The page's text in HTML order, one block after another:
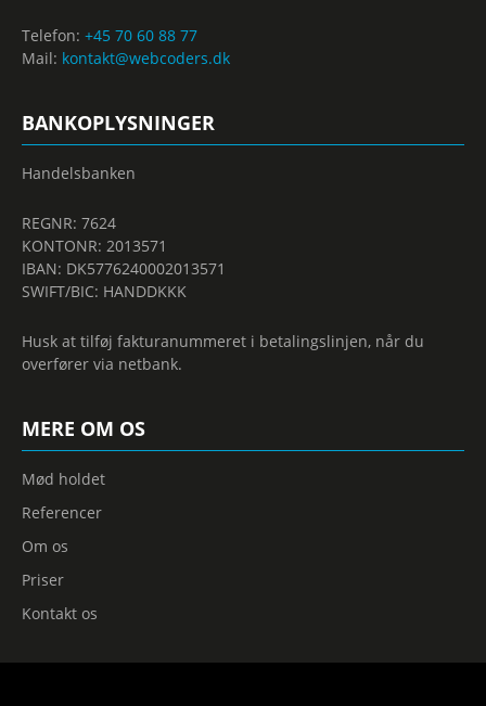
Telefon: +45 70 60 88 77
Mail: kontakt@webcoders.dk
BANKOPLYSNINGER
Handelsbanken
REGNR: 7624
KONTONR: 2013571
IBAN: DK5776240002013571
SWIFT/BIC: HANDDKKK
Husk at tilføj fakturanummeret i betalingslinjen, når du
overfører via netbank.
MERE OM OS
Mød holdet
Referencer
Om os
Priser
Kontakt os